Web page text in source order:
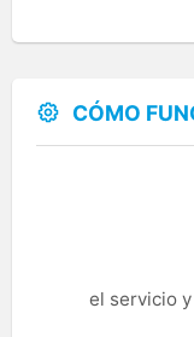
CÓMO
el servicio